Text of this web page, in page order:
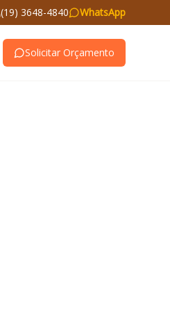
(19) 3648-4840 WhatsApp
Solicitar Orçamento